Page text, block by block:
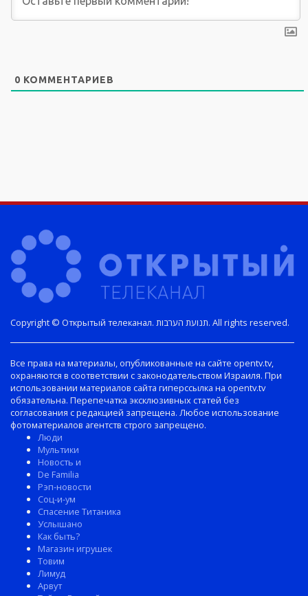
0 КОММЕНТАРИЕВ
Copyright © Открытый телеканал. תנועת הערבות. All rights reserved.
Все права на материалы, опубликованные на сайте opentv.tv,
охраняются в соответствии с законодательством Израиля. При
использовании материалов сайта гиперссылка на opentv.tv
обязательна. Перепечатка эксклюзивных статей без
согласования с редакцией запрещена. Любое использование
фотоматериалов агентств строго запрещено.
Люди
Мультики
Новость и
De Familia
Рэп-новости
Соц-и-ум
Спасение Титаника
Услышано
Как быть?
Магазин игрушек
Товим
Лимуд
Арвут